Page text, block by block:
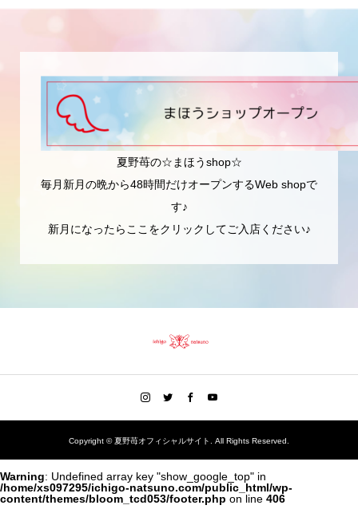
夏野苺の☆まほうshop☆
毎月新月の晩から48時間だけオープンするWeb shopで
す♪
新月になったらここをクリックしてご入店ください♪
Copyright ©夏野苺オフィシャルサイト. All Rights Reserved.
Warning: Undefined array key "show_google_top" in
/home/xs097295/ichigo-natsuno.com/public_html/wp-
content/themes/bloom_tcd053/footer.php on line 406